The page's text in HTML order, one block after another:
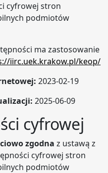
cyfrowej stron
podmiotów
ma zastosowanie
iirc.uek.krakow.pl/keop/
2023-02-19
2025-06-09
cyfrowej
zgodna z ustawą z
cyfrowej stron
podmiotów